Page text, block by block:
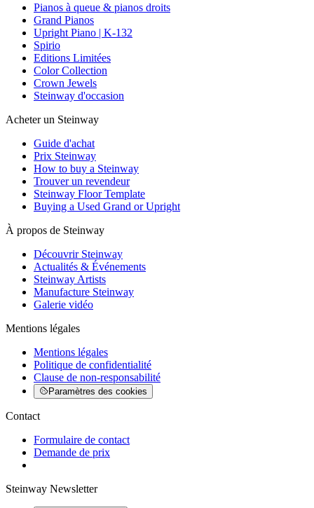
Pianos à queue & pianos droits
Grand Pianos
Upright Piano | K-132
Spirio
Editions Limitées
Color Collection
Crown Jewels
Steinway d'occasion
Acheter un Steinway
Guide d'achat
Prix Steinway
How to buy a Steinway
Trouver un revendeur
Steinway Floor Template
Buying a Used Grand or Upright
À propos de Steinway
Découvrir Steinway
Actualités & Événements
Steinway Artists
Manufacture Steinway
Galerie vidéo
Mentions légales
Mentions légales
Politique de confidentialité
Clause de non-responsabilité
Paramètres des cookies
Contact
Formulaire de contact
Demande de prix
Steinway Newsletter